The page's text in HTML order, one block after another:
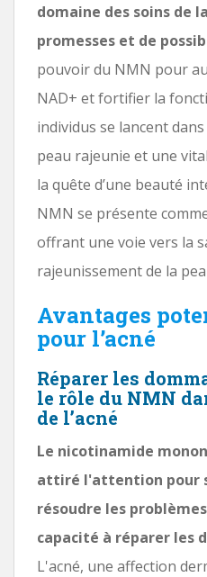
domaine des soins de
promesses et de
pouvoir du NMN pour
NAD+ et fortifier la
individus se lancent
peau rajeunie et une
la quête d’une beauté
NMN se présente
offrant une voie vers la
rajeunissement de la
Avantages
pour l’acné
Réparer les
le rôle du NMN
de l’acné
Le nicotinamide
attiré l'attention pour
résoudre les
capacité à réparer les
L'acné, une affection